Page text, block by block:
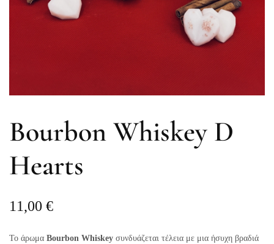
Bourbon Whiskey D
Hearts
11,00 €
Το άρωμα Bourbon Whiskey συνδυάζεται τέλεια με μια ήσυχη βραδιά